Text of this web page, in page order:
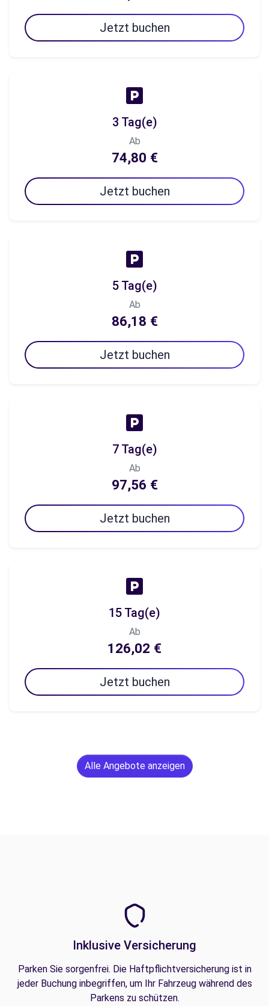
Jetzt buchen
3 Tag(e)
Ab
74,80 €
Jetzt buchen
5 Tag(e)
Ab
86,18 €
Jetzt buchen
7 Tag(e)
Ab
97,56 €
Jetzt buchen
15 Tag(e)
Ab
126,02 €
Jetzt buchen
Alle Angebote anzeigen
Inklusive Versicherung
Parken Sie sorgenfrei. Die Haftpflichtversicherung ist in
jeder Buchung inbegriffen, um Ihr Fahrzeug während des
Parkens zu schützen.